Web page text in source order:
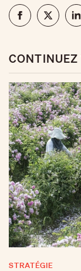
CONTINUEZ
STRATÉGIE